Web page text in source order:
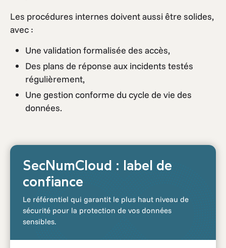
Les procédures internes doivent aussi être solides,
avec :
Une validation formalisée des accès,
Des plans de réponse aux incidents testés
régulièrement,
Une gestion conforme du cycle de vie des
données.
SecNumCloud : label de
confiance
Le référentiel qui garantit le plus haut niveau de
sécurité pour la protection de vos données
sensibles.